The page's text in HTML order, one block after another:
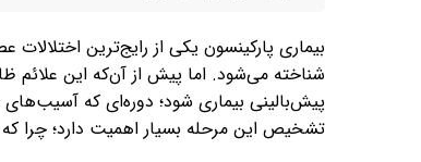
بیماری پارکینسون یکی از رایج‌ترین
شناخته می‌شود. اما پیش از آن‌که این علائم
پیش‌بالینی بیماری شود؛ دوره‌ای که آسیب‌های
تشخیص این مرحله بسیار اهمیت دارد؛ چرا